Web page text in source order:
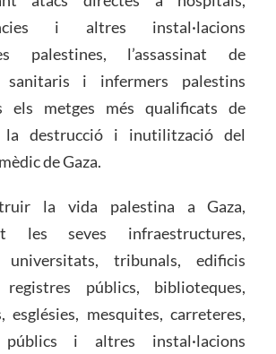
i altres instal·lacions
palestines, l’assassinat de
sanitaris i infermers palestins
els metges més qualificats de
la destrucció i inutilització del
de Gaza.
la vida palestina a Gaza,
les seves infraestructures,
universitats, tribunals, edificis
registres públics, biblioteques,
esglésies, mesquites, carreteres,
públics i altres instal·lacions